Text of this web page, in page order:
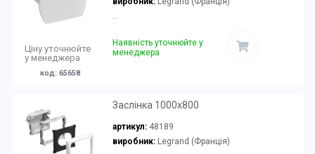
Ціну уточнюйте
у менеджера
код: 65658
..
Наявність уточнюйте у
менеджера
Заслінка 1000x800
артикул: 48189
виробник:Legrand (Франція)